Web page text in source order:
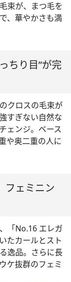
束が、まつ毛を
、華やかさも満
ちり目”が完
クロスの毛束が
すぎない自然な
ェンジ。ベース
や奥二重の人に
ェミニン
「No.16 エレガ
たカールとスト
逸品。さらに長
ケ抜群のフェミ